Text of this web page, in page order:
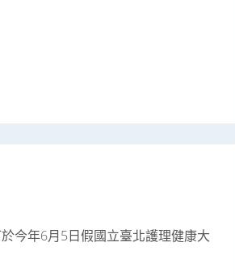
今年6月5日假國立臺北護理健康大